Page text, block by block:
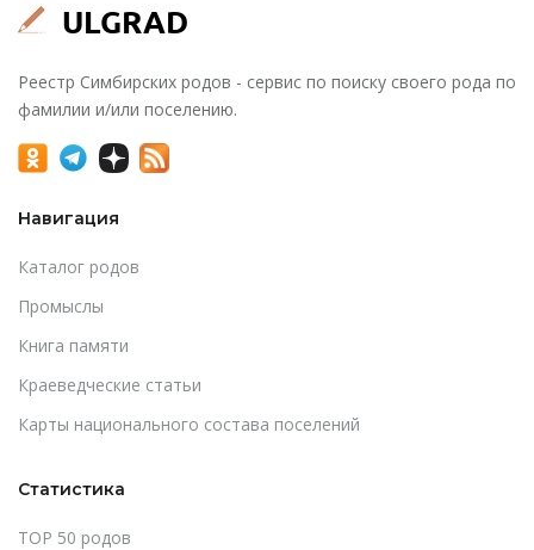
Реестр Симбирских родов - сервис по поиску своего рода по
фамилии и/или поселению.
Навигация
Каталог родов
Промыслы
Книга памяти
Краеведческие статьи
Карты национального состава поселений
Статистика
TOP 50 родов